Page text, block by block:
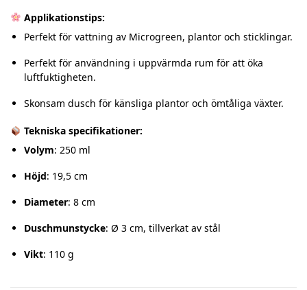
Applikationstips:
Perfekt för vattning av Microgreen, plantor och sticklingar.
Perfekt för användning i uppvärmda rum för att öka
luftfuktigheten.
Skonsam dusch för känsliga plantor och ömtåliga växter.
Tekniska specifikationer:
Volym: 250 ml
Höjd: 19,5 cm
Diameter: 8 cm
Duschmunstycke: Ø 3 cm, tillverkat av stål
Vikt: 110 g